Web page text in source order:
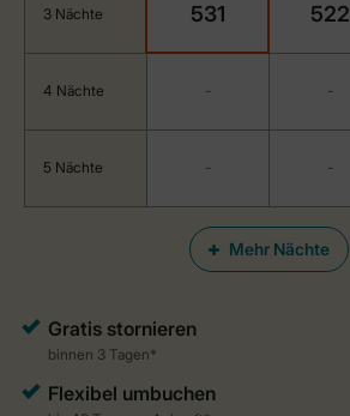
Mehr Nächte
3 Nächte 531 522
4 Nächte - -
5 Nächte - -